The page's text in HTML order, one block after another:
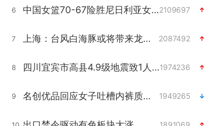
6 中国女篮70-67险胜尼日利亚女篮2109697
7 上海：台风白海豚或将带来龙卷风 2087492
8 四川宜宾市高县4.9级地震致1人死亡1974236
9 名创优品回应女子吐槽内裤质量差 1949265